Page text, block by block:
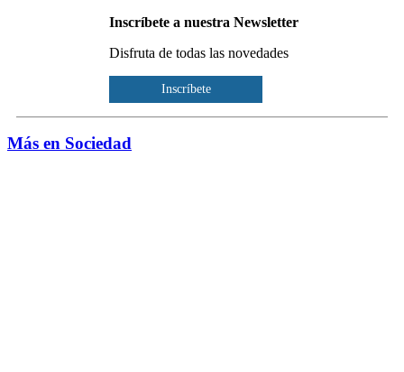
Inscríbete a nuestra Newsletter
Disfruta de todas las novedades
Inscríbete
Más en Sociedad